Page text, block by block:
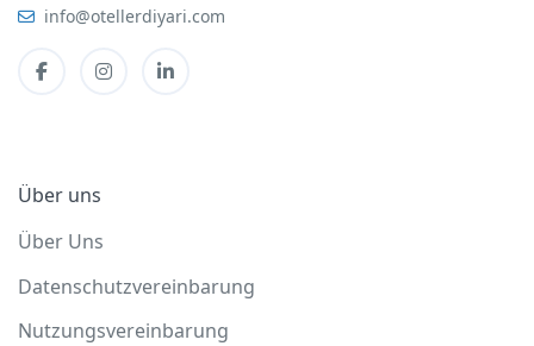
info@otellerdiyari.com
Über uns
Über Uns
Datenschutzvereinbarung
Nutzungsvereinbarung